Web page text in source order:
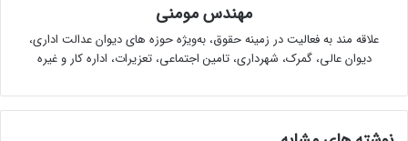
مهندس مومنی
علاقه مند به فعالیت در زمینه حقوق، به‌ویژه حوزه های دیوان عدالت اداری،
دیوان عالی، گمرک، شهرداری، تامین اجتماعی، تعزیرات، اداره کار و غیره